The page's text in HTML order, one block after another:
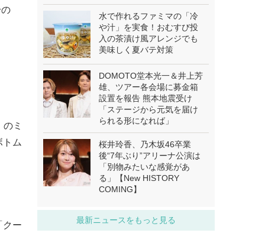
ミ
ム
クー
水で作れるファミマの「冷
や汁」を実食！おむすび投
入の茶漬け風アレンジでも
美味しく夏バテ対策
DOMOTO堂本光一＆井上芳
雄、ツアー各会場に募金箱
設置を報告 熊本地震受け
「ステージから元気を届け
られる形になれば」
桜井玲香、乃木坂46卒業
後“7年ぶり”アリーナ公演は
「別物みたいな感覚があ
る」【New HISTORY
COMING】
最新ニュースをもっと見る